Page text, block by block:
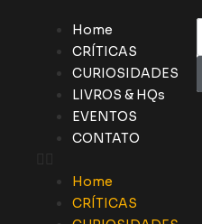
Home
CRÍTICAS
CURIOSIDADES
LIVROS & HQs
EVENTOS
CONTATO
Home
CRÍTICAS